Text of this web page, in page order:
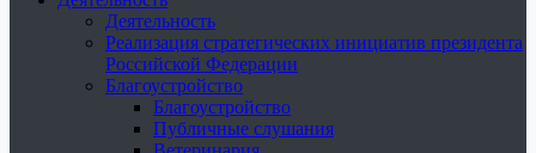
Деятельность
Реализация стратегических инициатив президента
Российской Федерации
Благоустройство
Благоустройство
Публичные слушания